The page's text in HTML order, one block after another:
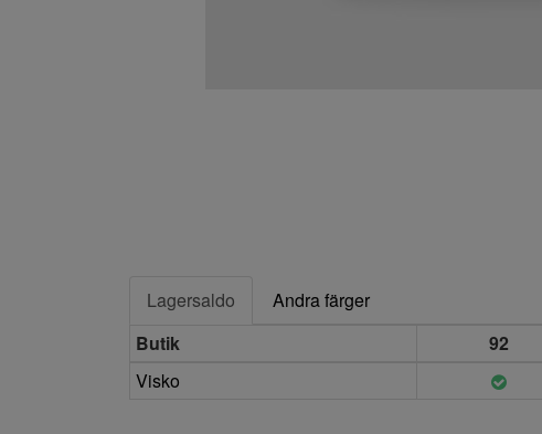
Lagersaldo
Andra färger
Butik
92
Visko